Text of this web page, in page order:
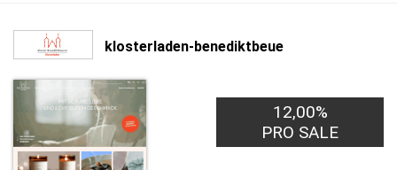
klosterladen-benediktbeue
12,00%
PRO SALE